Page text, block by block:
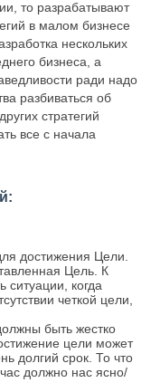
то разрабатывают
в малом бизнесе
нескольких
бизнеса, а
ради надо
разбиваться об
стратегий
все с начала
достижения Цели.
Цель. К
ситуации, когда
четкой цели,
быть жестко
цели может
долгий срок. То что
должно нас ясно/